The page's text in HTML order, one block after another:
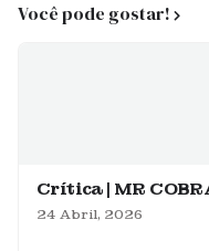
Você pode gostar!
Crítica | MR
24 Abril, 2026